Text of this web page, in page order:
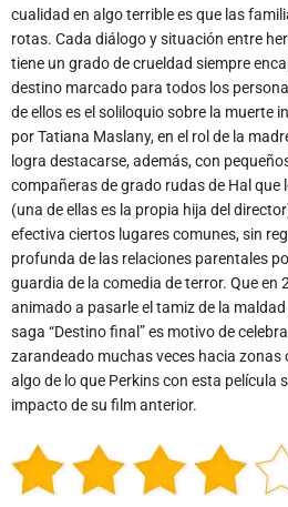
cualidad en algo terrible es que las
rotas. Cada diálogo y situación entre
tiene un grado de crueldad siempre
destino marcado para todos los
de ellos es el soliloquio sobre la muerte
por Tatiana Maslany, en el rol de la
logra destacarse, además, con
compañeras de grado rudas de Hal que
(una de ellas es la propia hija del
efectiva ciertos lugares comunes, sin
profunda de las relaciones parentales
guardia de la comedia de terror. Que en
animado a pasarle el tamiz de la
saga “Destino final” es motivo de
zarandeado muchas veces hacia
algo de lo que Perkins con esta película
impacto de su film anterior.